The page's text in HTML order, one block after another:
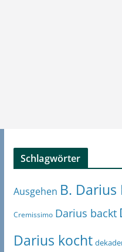
Schlagwörter
Ausgehen B. Darius
Cremissimo Darius backt
Darius kocht